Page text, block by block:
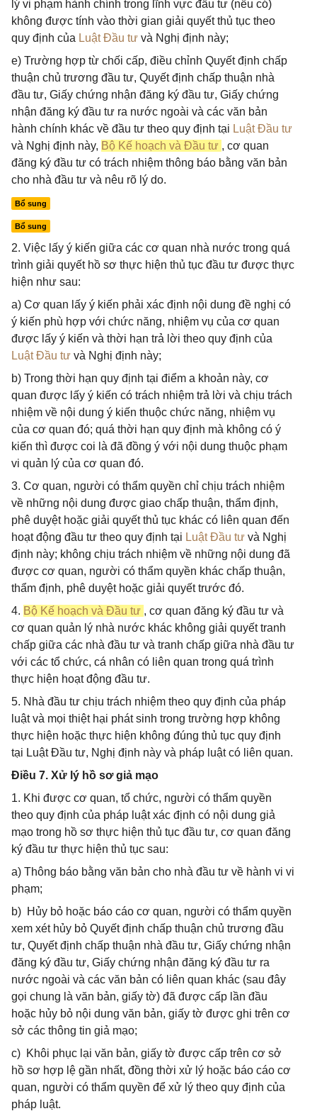
lý vi phạm hành chính trong lĩnh vực đầu tư (nếu có)
không được tính vào thời gian giải quyết thủ tục theo
quy định của Luật Đầu tư và Nghị định này;
e) Trường hợp từ chối cấp, điều chỉnh Quyết định chấp
thuận chủ trương đầu tư, Quyết định chấp thuận nhà
đầu tư, Giấy chứng nhận đăng ký đầu tư, Giấy chứng
nhận đăng ký đầu tư ra nước ngoài và các văn bản
hành chính khác về đầu tư theo quy định tại Luật Đầu tư
và Nghị định này, Bộ Kế hoạch và Đầu tư , cơ quan
đăng ký đầu tư có trách nhiệm thông báo bằng văn bản
cho nhà đầu tư và nêu rõ lý do.
Bổ sung
Bổ sung
2. Việc lấy ý kiến giữa các cơ quan nhà nước trong quá
trình giải quyết hồ sơ thực hiện thủ tục đầu tư được thực
hiện như sau:
a) Cơ quan lấy ý kiến phải xác định nội dung đề nghị có
ý kiến phù hợp với chức năng, nhiệm vụ của cơ quan
được lấy ý kiến và thời hạn trả lời theo quy định của
Luật Đầu tư và Nghị định này;
b) Trong thời hạn quy định tại điểm a khoản này, cơ
quan được lấy ý kiến có trách nhiệm trả lời và chịu trách
nhiệm về nội dung ý kiến thuộc chức năng, nhiệm vụ
của cơ quan đó; quá thời hạn quy định mà không có ý
kiến thì được coi là đã đồng ý với nội dung thuộc phạm
vi quản lý của cơ quan đó.
3. Cơ quan, người có thẩm quyền chỉ chịu trách nhiệm
về những nội dung được giao chấp thuận, thẩm định,
phê duyệt hoặc giải quyết thủ tục khác có liên quan đến
hoạt động đầu tư theo quy định tại Luật Đầu tư và Nghị
định này; không chịu trách nhiệm về những nội dung đã
được cơ quan, người có thẩm quyền khác chấp thuận,
thẩm định, phê duyệt hoặc giải quyết trước đó.
4. Bộ Kế hoạch và Đầu tư , cơ quan đăng ký đầu tư và
cơ quan quản lý nhà nước khác không giải quyết tranh
chấp giữa các nhà đầu tư và tranh chấp giữa nhà đầu tư
với các tổ chức, cá nhân có liên quan trong quá trình
thực hiện hoạt động đầu tư.
5. Nhà đầu tư chịu trách nhiệm theo quy định của pháp
luật và mọi thiệt hại phát sinh trong trường hợp không
thực hiện hoặc thực hiện không đúng thủ tục quy định
tại Luật Đầu tư, Nghị định này và pháp luật có liên quan.
Điều 7. Xử lý hồ sơ giả mạo
1. Khi được cơ quan, tổ chức, người có thẩm quyền
theo quy định của pháp luật xác định có nội dung giả
mạo trong hồ sơ thực hiện thủ tục đầu tư, cơ quan đăng
ký đầu tư thực hiện thủ tục sau:
a) Thông báo bằng văn bản cho nhà đầu tư về hành vi vi
phạm;
b) Hủy bỏ hoặc báo cáo cơ quan, người có thẩm quyền
xem xét hủy bỏ Quyết định chấp thuận chủ trương đầu
tư, Quyết định chấp thuận nhà đầu tư, Giấy chứng nhận
đăng ký đầu tư, Giấy chứng nhận đăng ký đầu tư ra
nước ngoài và các văn bản có liên quan khác (sau đây
gọi chung là văn bản, giấy tờ) đã được cấp lần đầu
hoặc hủy bỏ nội dung văn bản, giấy tờ được ghi trên cơ
sở các thông tin giả mạo;
c) Khôi phục lại văn bản, giấy tờ được cấp trên cơ sở
hồ sơ hợp lệ gần nhất, đồng thời xử lý hoặc báo cáo cơ
quan, người có thẩm quyền để xử lý theo quy định của
pháp luật.